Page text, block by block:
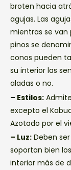
broten hacia
agujas. Las
mientras se van
pinos se
conos pueden
su interior las
aladas o no.
– Estilos:
excepto el
Azotado por el
– Luz: Deben
soportan bien
interior más de